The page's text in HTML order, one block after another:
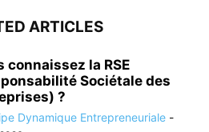
ARTICLES
connaissez la RSE
Sociétale des
?
Dynamique Entrepreneuriale -